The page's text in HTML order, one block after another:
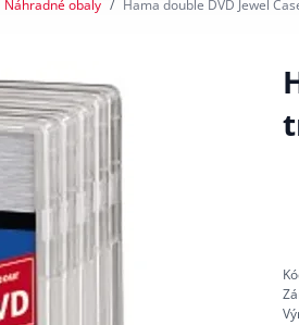
Náhradné obaly Hama double DVD Jewel